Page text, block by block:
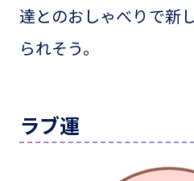
達とのおしゃべりで新
られそう。
ラブ運